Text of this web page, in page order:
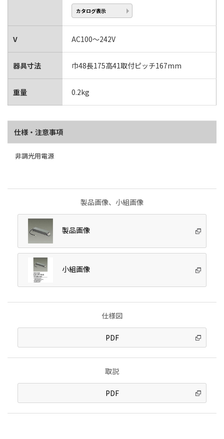
カタログ表示
V AC100～242V
器具寸法 巾48長175高41取付ピッチ167mm
重量 0.2kg
仕様・注意事項
非調光用電源
製品画像、小組画像
製品画像
小組画像
仕様図
PDF
取説
PDF